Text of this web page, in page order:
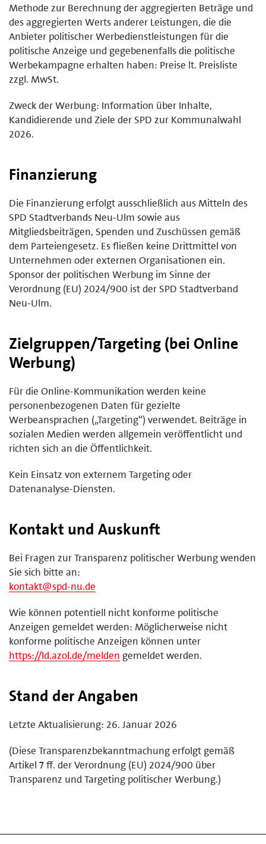
Methode zur Berechnung der aggregierten Beträge und
des aggregierten Werts anderer Leistungen, die die
Anbieter politischer Werbedienstleistungen für die
politische Anzeige und gegebenenfalls die politische
Werbekampagne erhalten haben: Preise lt. Preisliste
zzgl. MwSt.
Zweck der Werbung: Information über Inhalte,
Kandidierende und Ziele der SPD zur Kommunalwahl
2026.
Finanzierung
Die Finanzierung erfolgt ausschließlich aus Mitteln des
SPD Stadtverbands Neu-Ulm sowie aus
Mitgliedsbeiträgen, Spenden und Zuschüssen gemäß
dem Parteiengesetz. Es fließen keine Drittmittel von
Unternehmen oder externen Organisationen ein.
Sponsor der politischen Werbung im Sinne der
Verordnung (EU) 2024/900 ist der SPD Stadtverband
Neu-Ulm.
Zielgruppen/Targeting (bei Online
Werbung)
Für die Online-Kommunikation werden keine
personenbezogenen Daten für gezielte
Werbeansprachen („Targeting“) verwendet. Beiträge in
sozialen Medien werden allgemein veröffentlicht und
richten sich an die Öffentlichkeit.
Kein Einsatz von externem Targeting oder
Datenanalyse-Diensten.
Kontakt und Auskunft
Bei Fragen zur Transparenz politischer Werbung wenden
Sie sich bitte an:
kontakt@spd-nu.de
Wie können potentiell nicht konforme politische
Anzeigen gemeldet werden: Möglicherweise nicht
konforme politische Anzeigen können unter
https://ld.azol.de/melden gemeldet werden.
Stand der Angaben
Letzte Aktualisierung: 26. Januar 2026
(Diese Transparenzbekanntmachung erfolgt gemäß
Artikel 7 ff. der Verordnung (EU) 2024/900 über
Transparenz und Targeting politischer Werbung.)